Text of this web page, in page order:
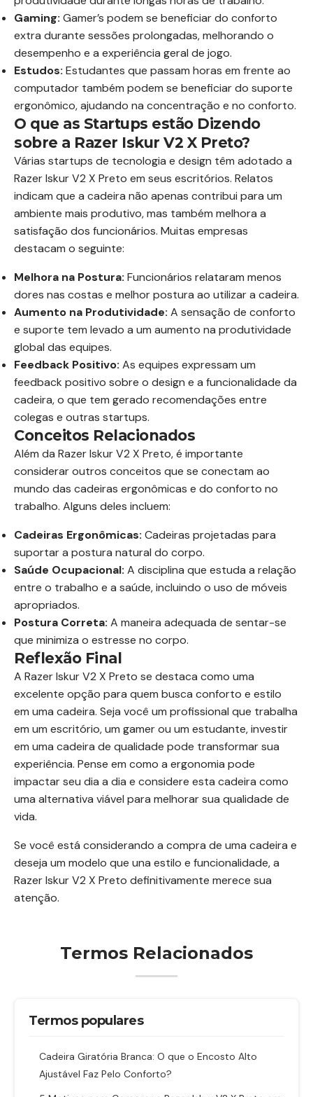
Gaming: Gamer’s podem se beneficiar do conforto
extra durante sessões prolongadas, melhorando o
desempenho e a experiência geral de jogo.
Estudos: Estudantes que passam horas em frente ao
computador também podem se beneficiar do suporte
ergonômico, ajudando na concentração e no conforto.
O que as Startups estão Dizendo
sobre a Razer Iskur V2 X Preto?
Várias startups de tecnologia e design têm adotado a
Razer Iskur V2 X Preto em seus escritórios. Relatos
indicam que a cadeira não apenas contribui para um
ambiente mais produtivo, mas também melhora a
satisfação dos funcionários. Muitas empresas
destacam o seguinte:
Melhora na Postura: Funcionários relataram menos
dores nas costas e melhor postura ao utilizar a cadeira.
Aumento na Produtividade: A sensação de conforto
e suporte tem levado a um aumento na produtividade
global das equipes.
Feedback Positivo: As equipes expressam um
feedback positivo sobre o design e a funcionalidade da
cadeira, o que tem gerado recomendações entre
colegas e outras startups.
Conceitos Relacionados
Além da Razer Iskur V2 X Preto, é importante
considerar outros conceitos que se conectam ao
mundo das cadeiras ergonômicas e do conforto no
trabalho. Alguns deles incluem:
Cadeiras Ergonômicas: Cadeiras projetadas para
suportar a postura natural do corpo.
Saúde Ocupacional: A disciplina que estuda a relação
entre o trabalho e a saúde, incluindo o uso de móveis
apropriados.
Postura Correta: A maneira adequada de sentar-se
que minimiza o estresse no corpo.
Reflexão Final
A Razer Iskur V2 X Preto se destaca como uma
excelente opção para quem busca conforto e estilo
em uma cadeira. Seja você um profissional que trabalha
em um escritório, um gamer ou um estudante, investir
em uma cadeira de qualidade pode transformar sua
experiência. Pense em como a ergonomia pode
impactar seu dia a dia e considere esta cadeira como
uma alternativa viável para melhorar sua qualidade de
vida.
Se você está considerando a compra de uma cadeira e
deseja um modelo que una estilo e funcionalidade, a
Razer Iskur V2 X Preto definitivamente merece sua
atenção.
Termos Relacionados
Termos populares
Cadeira Giratória Branca: O que o Encosto Alto
Ajustável Faz Pelo Conforto?